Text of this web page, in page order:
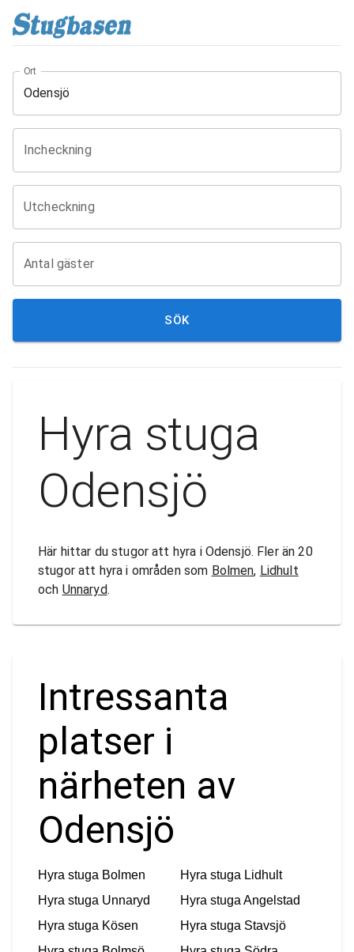
Ort
Incheckning
Utcheckning
Antal gäster
SÖK
Hyra stuga
Odensjö
Här hittar du stugor att hyra i Odensjö. Fler än 20
stugor att hyra i områden som Bolmen, Lidhult
och Unnaryd.
Intressanta
platser i
närheten av
Odensjö
Hyra stuga Bolmen Hyra stuga Lidhult
Hyra stuga Unnaryd Hyra stuga Angelstad
Hyra stuga Kösen Hyra stuga Stavsjö